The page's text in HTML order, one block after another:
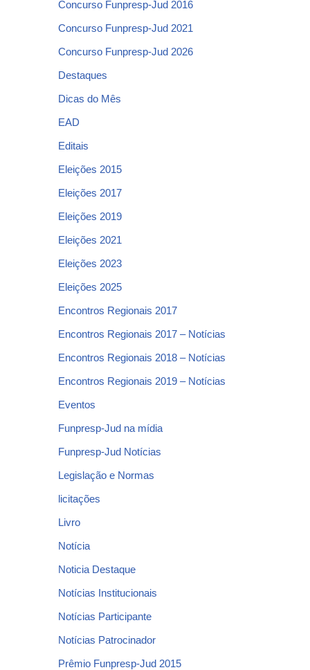
Concurso Funpresp-Jud 2016
Concurso Funpresp-Jud 2021
Concurso Funpresp-Jud 2026
Destaques
Dicas do Mês
EAD
Editais
Eleições 2015
Eleições 2017
Eleições 2019
Eleições 2021
Eleições 2023
Eleições 2025
Encontros Regionais 2017
Encontros Regionais 2017 – Notícias
Encontros Regionais 2018 – Notícias
Encontros Regionais 2019 – Notícias
Eventos
Funpresp-Jud na mídia
Funpresp-Jud Notícias
Legislação e Normas
licitações
Livro
Notícia
Noticia Destaque
Notícias Institucionais
Notícias Participante
Notícias Patrocinador
Prêmio Funpresp-Jud 2015